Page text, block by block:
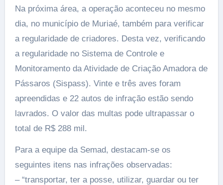
Na próxima área, a operação aconteceu no mesmo
dia, no município de Muriaé, também para verificar
a regularidade de criadores. Desta vez, verificando
a regularidade no Sistema de Controle e
Monitoramento da Atividade de Criação Amadora de
Pássaros (Sispass). Vinte e três aves foram
apreendidas e 22 autos de infração estão sendo
lavrados. O valor das multas pode ultrapassar o
total de R$ 288 mil.
Para a equipe da Semad, destacam-se os
seguintes itens nas infrações observadas:
– “transportar, ter a posse, utilizar, guardar ou ter